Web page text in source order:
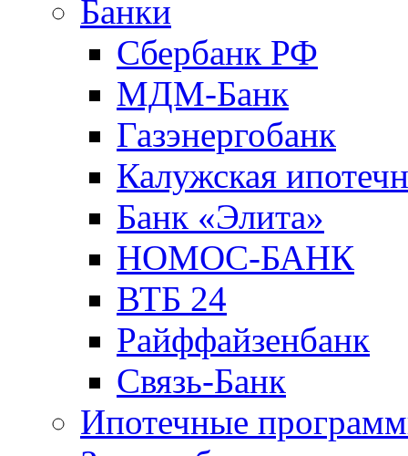
Банки
Сбербанк РФ
МДМ-Банк
Газэнергобанк
Калужская
Банк «Элита»
НОМОС-БАНК
ВТБ 24
Райффайзенбанк
Связь-Банк
Ипотечные